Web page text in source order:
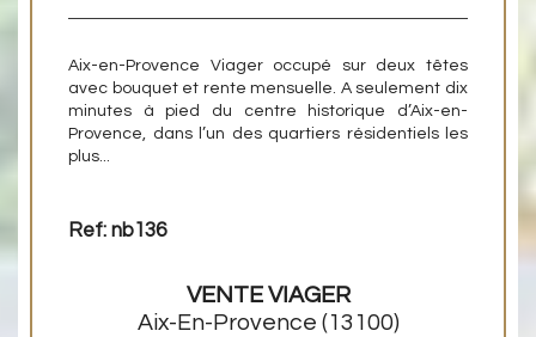
Aix-en-Provence Viager occupé sur deux têtes
avec bouquet et rente mensuelle. A seulement dix
minutes à pied du centre historique d’Aix-en-
Provence, dans l’un des quartiers résidentiels les
plus...
Ref: nb136
VENTE VIAGER
Aix-En-Provence (13100)